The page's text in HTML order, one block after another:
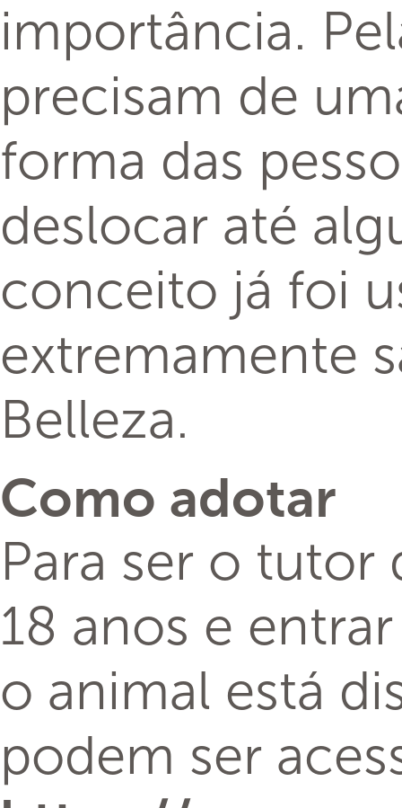
Como adotar
Para ser o
18 anos e
o animal está
podem ser
https://
Brasil é a
conseguirem
confiantes de
de poder tocá-
lindas, mas,
adotante”,